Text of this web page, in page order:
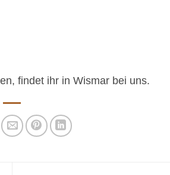
findet ihr in Wismar bei uns.